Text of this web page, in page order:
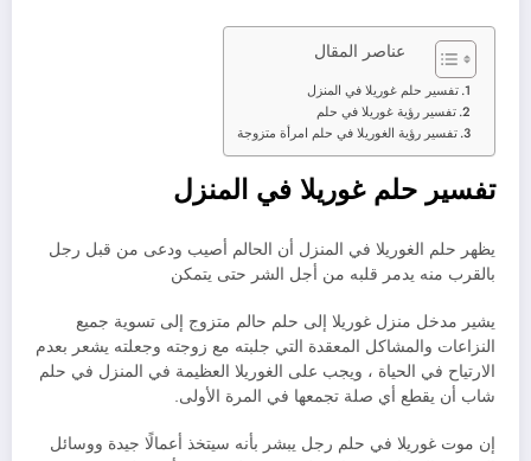
عناصر المقال
تفسير حلم غوريلا في المنزل
تفسير رؤية غوريلا في حلم
تفسير رؤية الغوريلا في حلم امرأة متزوجة
تفسير حلم غوريلا في المنزل
يظهر حلم الغوريلا في المنزل أن الحالم أصيب ودعى من قبل رجل
بالقرب منه يدمر قلبه من أجل الشر حتى يتمكن
يشير مدخل منزل غوريلا إلى حلم حالم متزوج إلى تسوية جميع
النزاعات والمشاكل المعقدة التي جلبته مع زوجته وجعلته يشعر بعدم
الارتياح في الحياة ، ويجب على الغوريلا العظيمة في المنزل في حلم
شاب أن يقطع أي صلة تجمعها في المرة الأولى.
إن موت غوريلا في حلم رجل يبشر بأنه سيتخذ أعمالًا جيدة ووسائل